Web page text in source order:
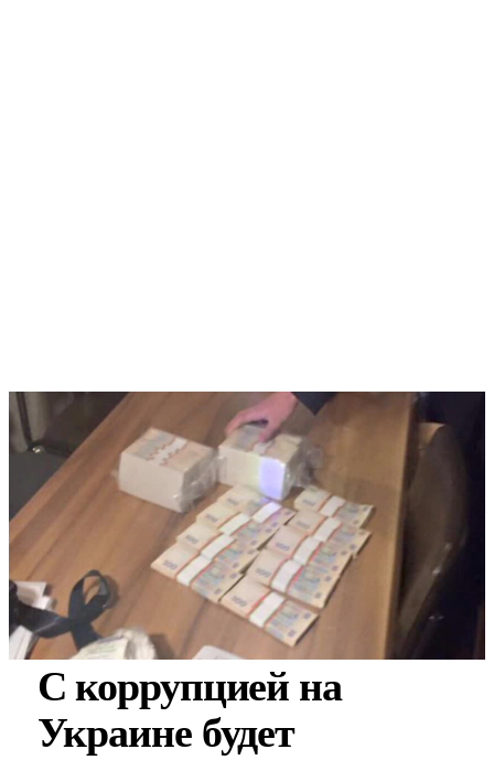
С коррупцией на
Украине будет